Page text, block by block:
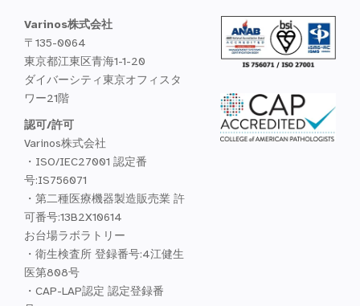
Varinos株式会社
〒135-0064
東京都江東区青海1-1-20
ダイバーシティ東京オフィスタ
ワー21階
認可/許可
Varinos株式会社
・ISO/IEC27001 認定番
号:IS756071
・第二種医療機器製造販売業 許
可番号:13B2X10614
お台場ラボラトリー
・衛生検査所 登録番号:4江健生
医第808号
・CAP-LAP認定 認定登録番